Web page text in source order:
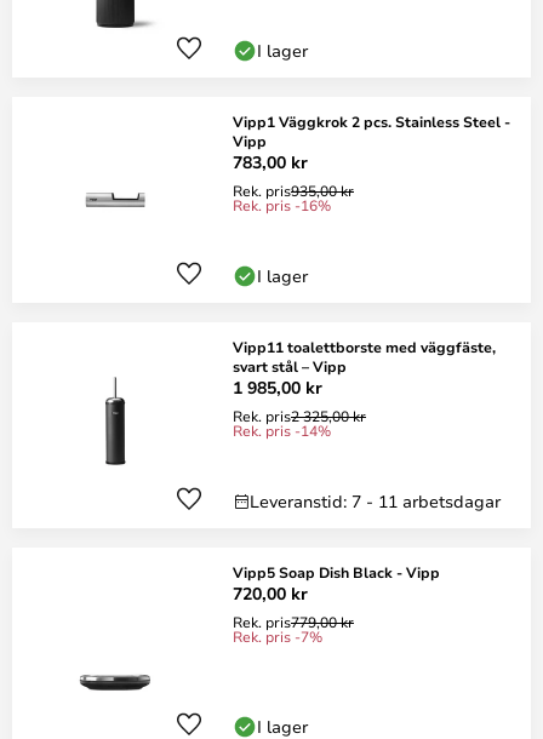
I lager
Vipp1 Väggkrok 2 pcs. Stainless Steel -
Vipp
783,00 kr
Rek. pris935,00 kr
Rek. pris -16%
I lager
Vipp11 toalettborste med väggfäste,
svart stål – Vipp
1 985,00 kr
Rek. pris2 325,00 kr
Rek. pris -14%
Leveranstid: 7 - 11 arbetsdagar
Vipp5 Soap Dish Black - Vipp
720,00 kr
Rek. pris779,00 kr
Rek. pris -7%
I lager